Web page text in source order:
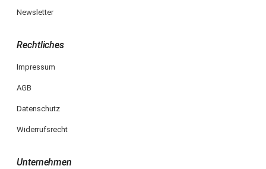
Newsletter
Rechtliches
Impressum
AGB
Datenschutz
Widerrufsrecht
Unternehmen